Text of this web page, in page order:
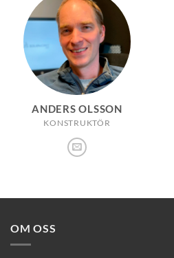
ANDERS OLSSON
KONSTRUKTÖR
OM OSS